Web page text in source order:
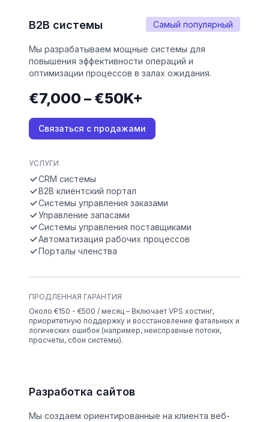
Самый популярный
B2B системы
Мы разрабатываем мощные системы для
повышения эффективности операций и
оптимизации процессов в залах ожидания.
€7,000 – €50K+
Связаться с продажами
УСЛУГИ
CRM системы
B2B клиентский портал
Системы управления заказами
Управление запасами
Системы управления поставщиками
Автоматизация рабочих процессов
Порталы членства
ПРОДЛЕННАЯ ГАРАНТИЯ
Около €150 - €500 / месяц – Включает VPS хостинг,
приоритетную поддержку и восстановление фатальных и
логических ошибок (например, неисправные потоки,
просчеты, сбои системы).
Разработка сайтов
Мы создаем ориентированные на клиента веб-